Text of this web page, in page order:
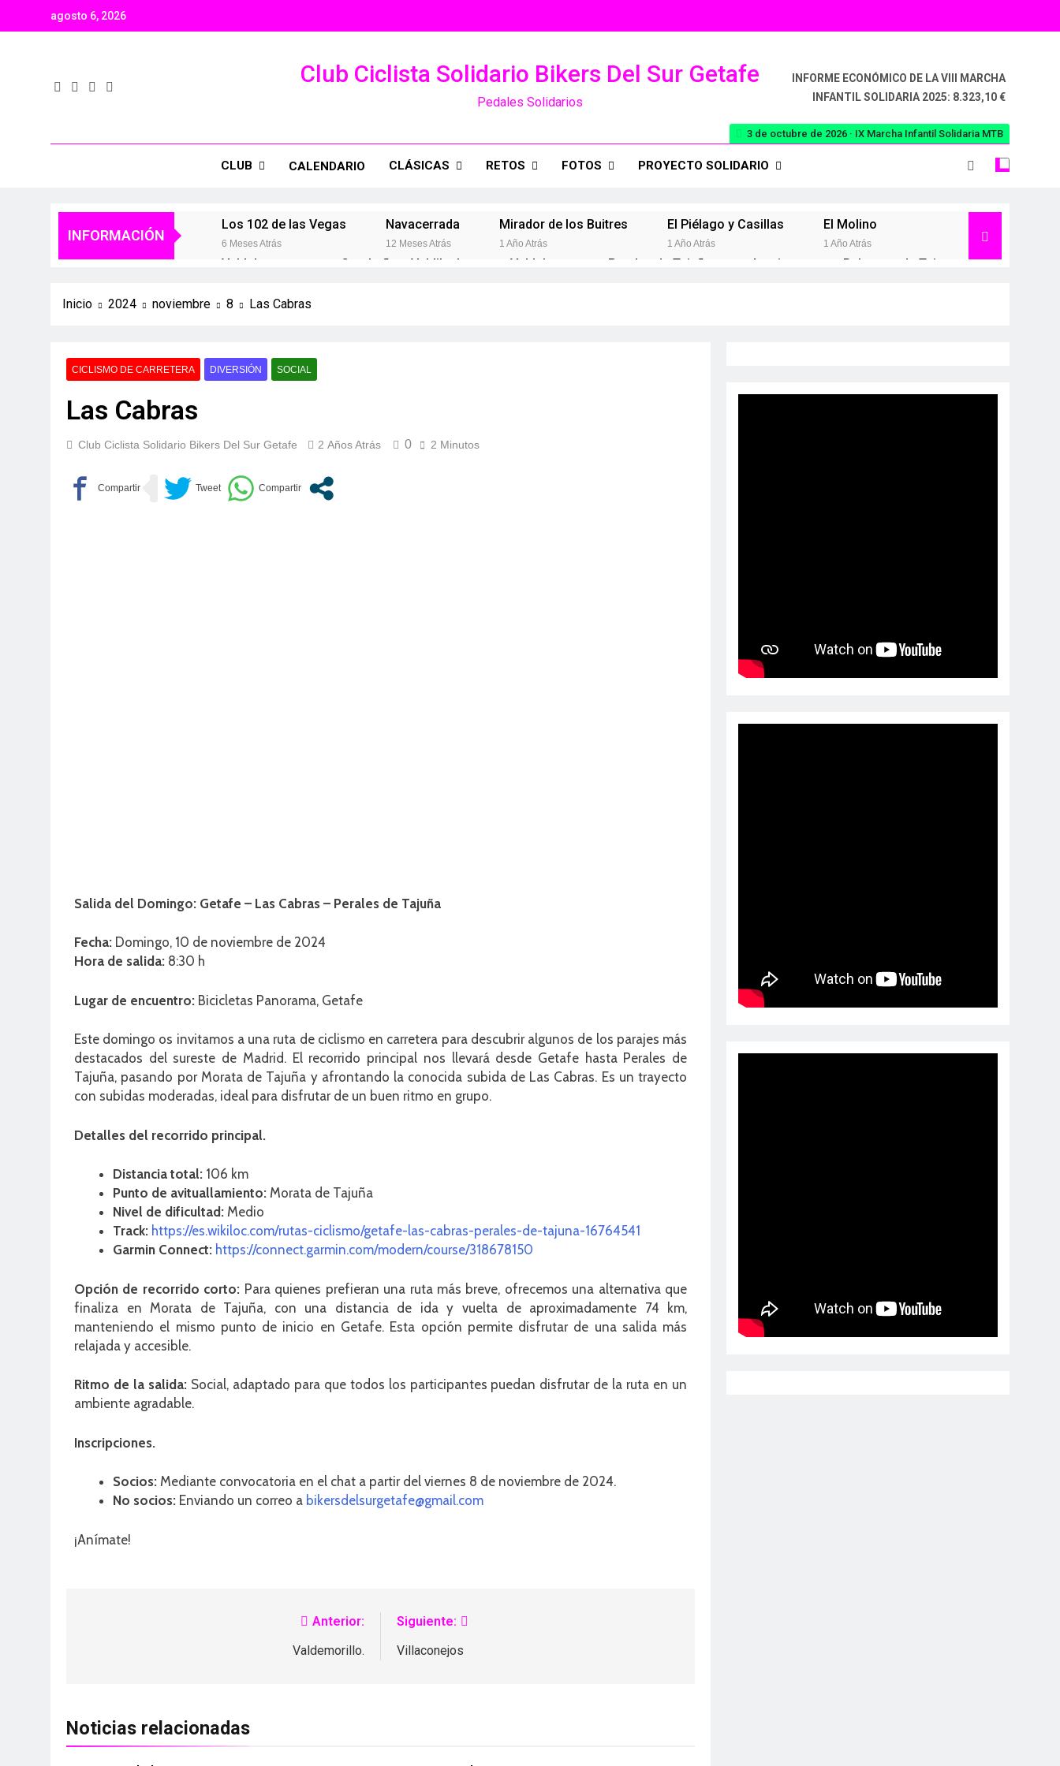
agosto 6, 2026
Club Ciclista Solidario Bikers Del Sur Getafe
Pedales Solidarios
INFORME ECONÓMICO DE LA VIII MARCHA
INFANTIL SOLIDARIA 2025: 8.323,10 €
CLUB CALENDARIO CLÁSICAS RETOS FOTOS PROYECTO SOLIDARIO
3 de octubre de 2026 · IX Marcha Infantil Solidaria MTB
INFORMACIÓN
Los 102 de las Vegas
6 Meses Atrás
Navacerrada
12 Meses Atrás
Mirador de los Buitres
1 Año Atrás
El Piélago y Casillas
1 Año Atrás
El Molino
1 Año Atrás
Valdelaguna+ Carabaña – Valdilecha Valdelaguna por Perales de Tajuña Aranjuez Belmonte de Tajo
Inicio 2024 noviembre 8 Las Cabras
CICLISMO DE CARRETERA DIVERSIÓN SOCIAL
Las Cabras
Club Ciclista Solidario Bikers Del Sur Getafe 2 Años Atrás 0 2 Minutos
Salida del Domingo: Getafe – Las Cabras – Perales de Tajuña
Fecha: Domingo, 10 de noviembre de 2024
Hora de salida: 8:30 h
Lugar de encuentro: Bicicletas Panorama, Getafe
Este domingo os invitamos a una ruta de ciclismo en carretera para descubrir algunos de los parajes más
destacados del sureste de Madrid. El recorrido principal nos llevará desde Getafe hasta Perales de
Tajuña, pasando por Morata de Tajuña y afrontando la conocida subida de Las Cabras. Es un trayecto
con subidas moderadas, ideal para disfrutar de un buen ritmo en grupo.
Detalles del recorrido principal.
Distancia total:106 km
Punto de avituallamiento:Morata de Tajuña
Nivel de dificultad:Medio
Track: https://es.wikiloc.com/rutas-ciclismo/getafe-las-cabras-perales-de-tajuna-16764541
Garmin Connect: https://connect.garmin.com/modern/course/318678150
Opción de recorrido corto: Para quienes prefieran una ruta más breve, ofrecemos una alternativa que
finaliza en Morata de Tajuña, con una distancia de ida y vuelta de aproximadamente 74 km,
manteniendo el mismo punto de inicio en Getafe. Esta opción permite disfrutar de una salida más
relajada y accesible.
Ritmo de la salida:Social, adaptado para que todos los participantes puedan disfrutar de la ruta en un
ambiente agradable.
Inscripciones.
Socios:Mediante convocatoria en el chat a partir del viernes 8 de noviembre de 2024.
No socios:Enviando un correo a bikersdelsurgetafe@gmail.com
¡Anímate!
Anterior:
Valdemorillo.
Siguiente:
Villaconejos
Noticias relacionadas